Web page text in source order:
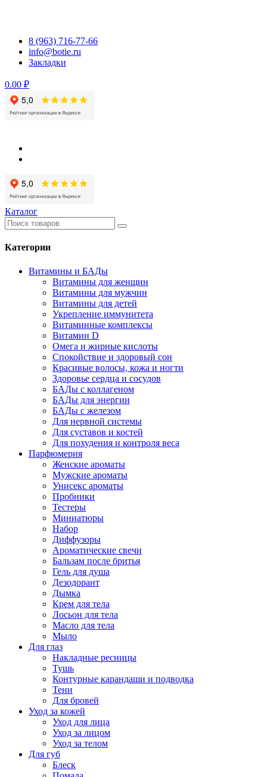
8 (963) 716-77-66
info@botie.ru
Закладки
0.00 ₽
Каталог
Категории
Витамины и БАДы
Витамины для женщин
Витамины для мужчин
Витамины для детей
Укрепление иммунитета
Витаминные комплексы
Витамин D
Омега и жирные кислоты
Спокойствие и здоровый сон
Красивые волосы, кожа и ногти
Здоровье сердца и сосудов
БАДы с коллагеном
БАДы для энергии
БАДы с железом
Для нервной системы
Для суставов и костей
Для похудения и контроля веса
Парфюмерия
Женские ароматы
Мужские ароматы
Унисекс ароматы
Пробники
Тестеры
Миниатюры
Набор
Диффузоры
Ароматические свечи
Бальзам после бритья
Гель для душа
Дезодорант
Дымка
Крем для тела
Лосьон для тела
Масло для тела
Мыло
Для глаз
Накладные ресницы
Тушь
Контурные карандаши и подводка
Тени
Для бровей
Уход за кожей
Уход для лица
Уход за лицом
Уход за телом
Для губ
Блеск